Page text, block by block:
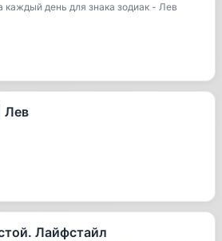
каждый день для знака зодиак - Лев
Лев
Лайфстайл